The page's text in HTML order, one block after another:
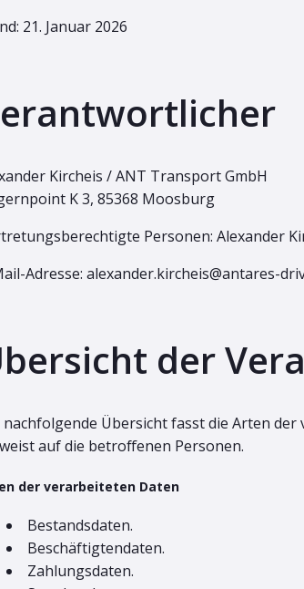
21. Januar 2026
Kircheis / ANT Transport GmbH
K 3, 85368 Moosburg
Personen: Alexander
Adresse:alexander.kircheis@antares-
der
nachfolgende Übersicht fasst die Arten
auf die betroffenen Personen.
der verarbeiteten Daten
Bestandsdaten.
Beschäftigtendaten.
Zahlungsdaten.